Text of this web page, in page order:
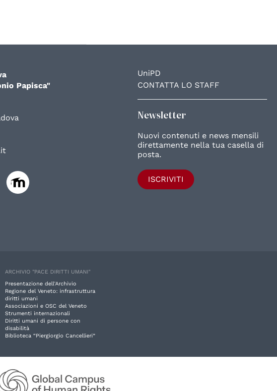
UniPD
CONTATTA LO STAFF
Newsletter
Nuovi contenuti e news mensili
direttamente nella tua casella di
posta.
ISCRIVITI
Papisca"
ARCHIVIO "PACE DIRITTI UMANI"
Presentazione dell'Archivio
Regione del Veneto: infrastruttura
diritti umani
Associazioni e OSC del Veneto
Strumenti internazionali
Diritti umani di persone con
disabilità
Biblioteca “Piergiorgio Cancellieri”